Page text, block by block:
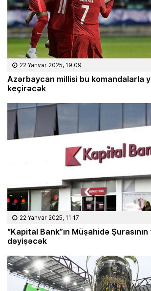
22 Yanvar 2025, 19:09
Azərbaycan millisi bu komandalarla
keçirəcək
22 Yanvar 2025, 11:17
“Kapital Bank”ın Müşahidə
dəyişəcək